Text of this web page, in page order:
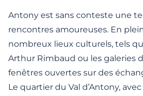
Antony est sans conteste une
rencontres amoureuses. En
nombreux lieux culturels, tels
Arthur Rimbaud ou les galeries
fenêtres ouvertes sur des
Le quartier du Val d’Antony,